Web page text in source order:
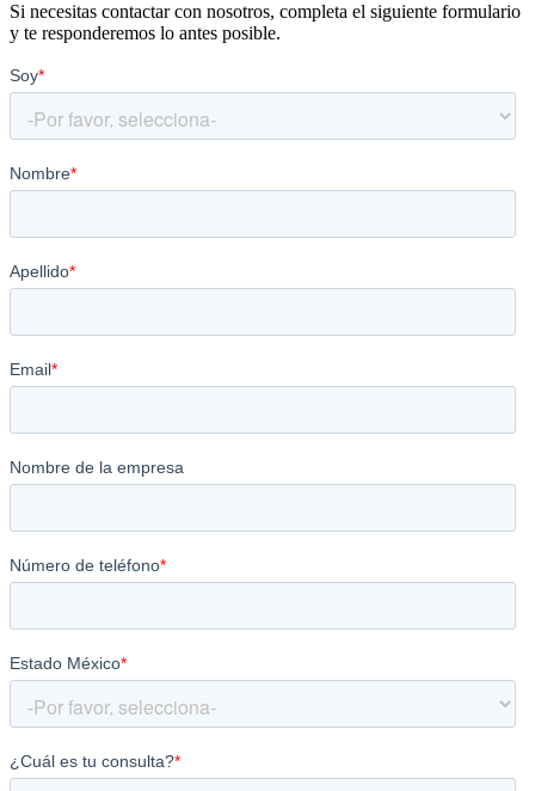
Si necesitas contactar con nosotros, completa el siguiente formulario
y te responderemos lo antes posible.